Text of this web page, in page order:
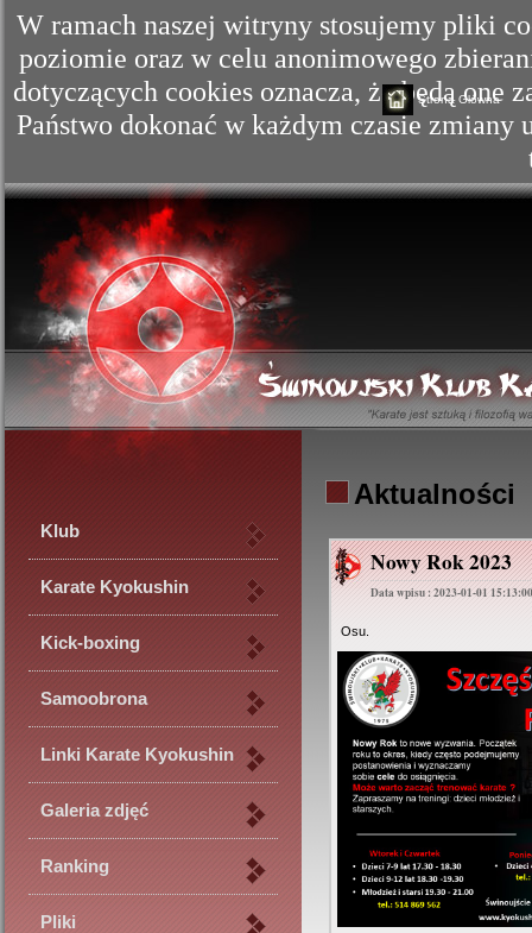
W ramach naszej witryny stosujemy pliki
poziomie oraz w celu anonimowego
dotyczących cookies oznacza, że będą one
Państwo dokonać w każdym czasie
Strona Główna
Klub
Karate Kyokushin
Kick-boxing
Samoobrona
Linki Karate Kyokushin
Galeria zdjęć
Ranking
Pliki
Aktualności
Nowy Rok 2023
Data wpisu : 2023-01-01 15:13:00
Osu.